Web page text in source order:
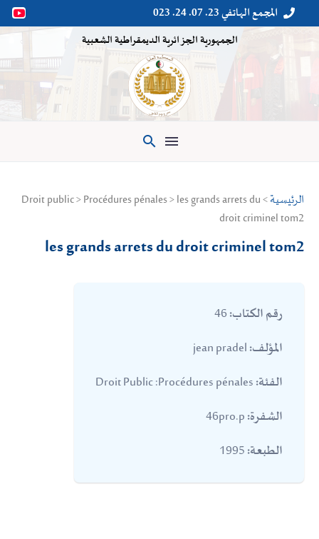

 المجمع الهاتفي 23. 07. 24. 023
الجمهورية الجزائرية الديمقراطية الشعبية

الرئيسية > Droit public > Procédures pénales > les grands arrets du
droit criminel tom2
les grands arrets du droit criminel tom2
رقم الكتاب:
المؤلف:
الفئة:
الشفرة:
الطبعة: